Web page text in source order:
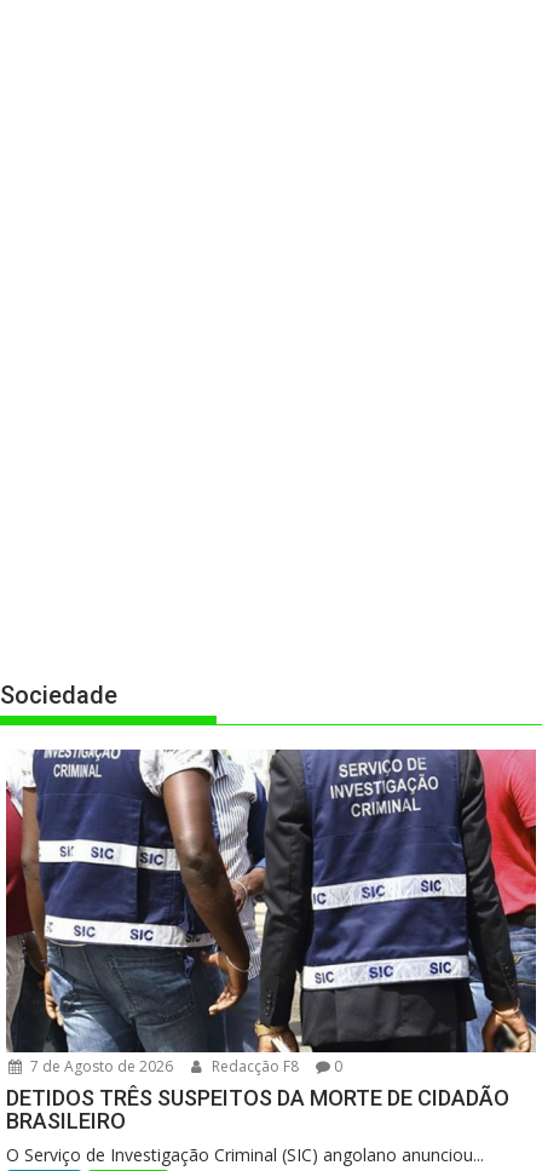
Sociedade
7 de Agosto de 2026 Redacção F8 0
DETIDOS TRÊS SUSPEITOS DA MORTE DE CIDADÃO
BRASILEIRO
O Serviço de Investigação Criminal (SIC) angolano anunciou...